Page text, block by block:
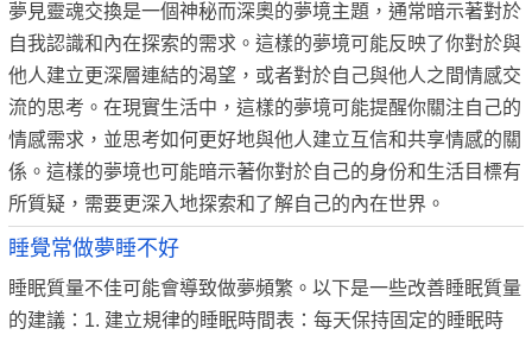
夢見靈魂交換是一個神秘而深奧的夢境主題，通常暗示著對於
自我認識和內在探索的需求。這樣的夢境可能反映了你對於與
他人建立更深層連結的渴望，或者對於自己與他人之間情感交
流的思考。在現實生活中，這樣的夢境可能提醒你關注自己的
情感需求，並思考如何更好地與他人建立互信和共享情感的關
係。這樣的夢境也可能暗示著你對於自己的身份和生活目標有
所質疑，需要更深入地探索和了解自己的內在世界。
睡覺常做夢睡不好
睡眠質量不佳可能會導致做夢頻繁。以下是一些改善睡眠質量
的建議：1. 建立規律的睡眠時間表：每天保持固定的睡眠時